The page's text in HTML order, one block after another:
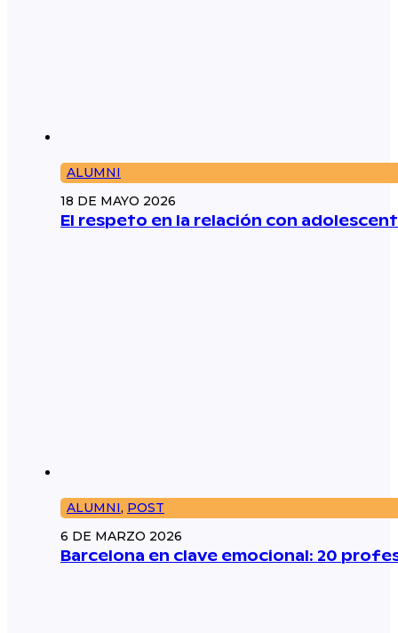
ALUMNI
18 DE MAYO 2026
El respeto en la relación con
ALUMNI, POST
6 DE MARZO 2026
Barcelona en clave emocional: 20